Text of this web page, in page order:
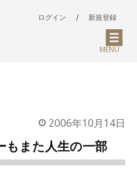
ログイン / 新規登録
MENU
2006年10月14日
また人生の一部